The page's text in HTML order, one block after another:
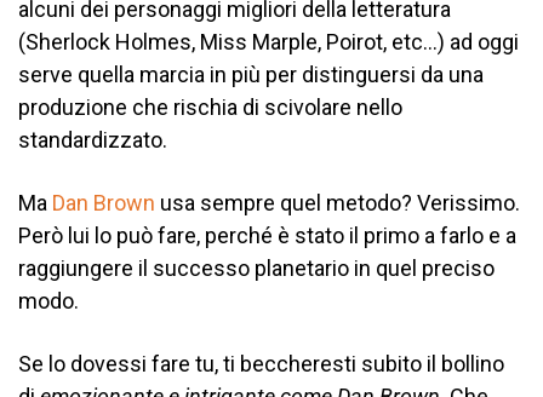
alcuni dei personaggi migliori della letteratura
(Sherlock Holmes, Miss Marple, Poirot, etc…) ad oggi
serve quella marcia in più per distinguersi da una
produzione che rischia di scivolare nello
standardizzato.
Ma Dan Brown usa sempre quel metodo? Verissimo.
Però lui lo può fare, perché è stato il primo a farlo e a
raggiungere il successo planetario in quel preciso
modo.
Se lo dovessi fare tu, ti beccheresti subito il bollino